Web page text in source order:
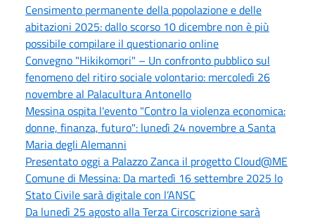
Censimento permanente della popolazione e delle
abitazioni 2025: dallo scorso 10 dicembre non è più
possibile compilare il questionario online
Convegno "Hikikomori" – Un confronto pubblico sul
fenomeno del ritiro sociale volontario: mercoledì 26
novembre al Palacultura Antonello
Messina ospita l'evento "Contro la violenza economica:
donne, finanza, futuro": lunedì 24 novembre a Santa
Maria degli Alemanni
Presentato oggi a Palazzo Zanca il progetto Cloud@ME
Comune di Messina: Da martedì 16 settembre 2025 lo
Stato Civile sarà digitale con l’ANSC
Da lunedì 25 agosto alla Terza Circoscrizione sarà